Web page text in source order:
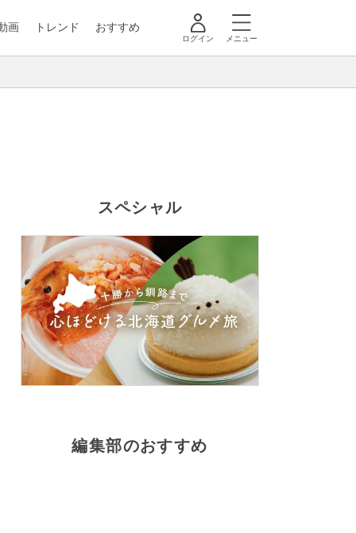
画 トレンド おすすめ
ログイン メニュー
スペシャル
編集部のおすすめ